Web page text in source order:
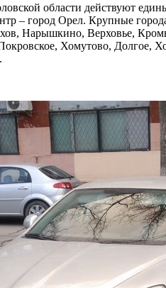
области действуют
– город Орел. Крупные
Нарышкино, Верховье,
Хомутово, Долгое,